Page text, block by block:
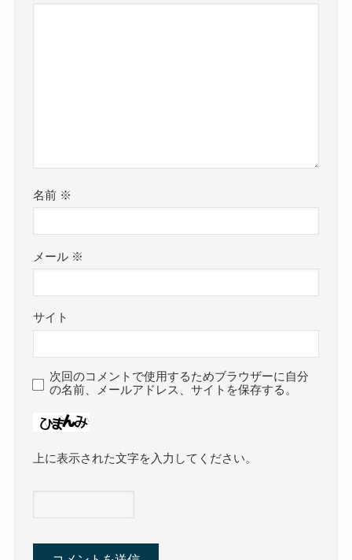
名前 ※
メール ※
サイト
次回のコメントで使用するためブラウザーに自分
の名前、メールアドレス、サイトを保存する。
上に表示された文字を入力してください。